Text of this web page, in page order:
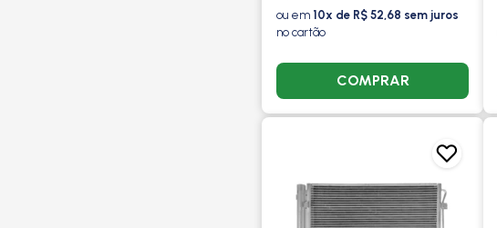
ou em 10x de R$ 52,68 sem juros
no cartão
COMPRAR